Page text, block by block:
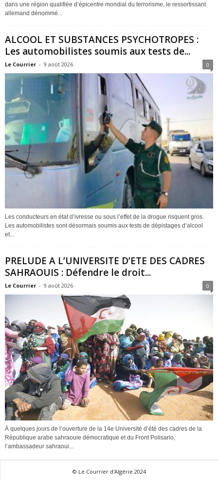
dans une région qualifiée d’épicentre mondial du terrorisme, le ressortissant
allemand dénommé...
ALCOOL ET SUBSTANCES PSYCHOTROPES :
Les automobilistes soumis aux tests de...
Le Courrier - 9 août 2026 0
Les conducteurs en état d’ivresse ou sous l’effet de la drogue risquent gros.
Les automobilistes sont désormais soumis aux tests de dépistages d’alcool
et...
PRELUDE A L’UNIVERSITE D’ETE DES CADRES
SAHRAOUIS : Défendre le droit...
Le Courrier - 9 août 2026 0
À quelques jours de l’ouverture de la 14e Université d’été des cadres de la
République arabe sahraouie démocratique et du Front Polisario,
l’ambassadeur sahraoui...
© Le Courrier d'Algérie 2024